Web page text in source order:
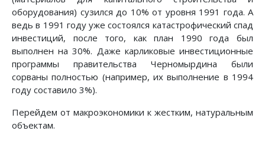
оборудования) сузился до 10% от уровня 1991 года. А
ведь в 1991 году уже состоялся катастрофический спад
инвестиций, после того, как план 1990 года был
выполнен на 30%. Даже карликовые инвестиционные
программы правительства Черномырдина были
сорваны полностью (например, их выполнение в 1994
году составило 3%).
Пеpейдем от макpоэкономики к жестким, натуpальным
объектам.